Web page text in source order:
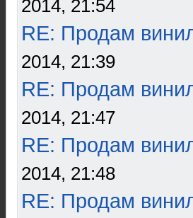
2014, 21:54
RE: Продам
2014, 21:39
RE: Продам
2014, 21:47
RE: Продам
2014, 21:48
RE: Продам